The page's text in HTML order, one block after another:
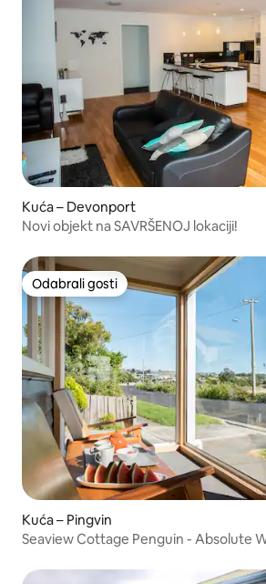
Kuća – Devonport
Novi objekt na SAVRŠENOJ lokaciji!
Odabrali gosti
Odabrali gosti
Kuća – Pingvin
Seaview Cottage Penguin - Absolute